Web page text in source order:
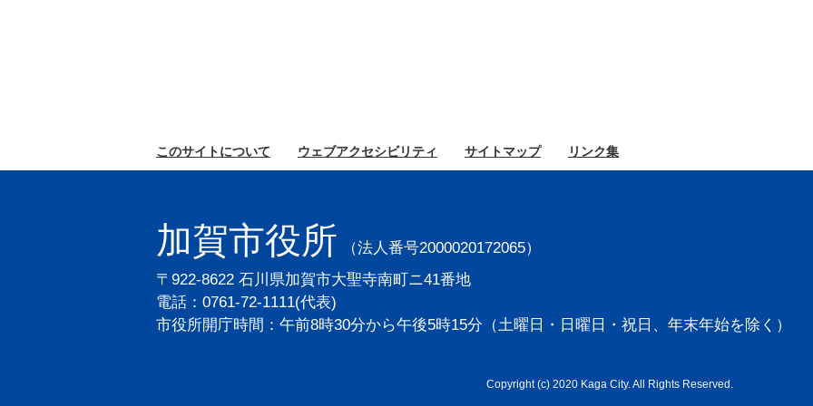
このサイトについて ウェブアクセシビリティ サイトマップ リンク集
加賀市役所
（法人番号2000020172065）
〒922-8622 石川県加賀市大聖寺南町ニ41番地
電話：0761-72-1111(代表)
市役所開庁時間：午前8時30分から午後5時15分 （土曜日・日曜日・祝日、年末年始を除く）
Copyright (c) 2020 Kaga City. All Rights Reserved.